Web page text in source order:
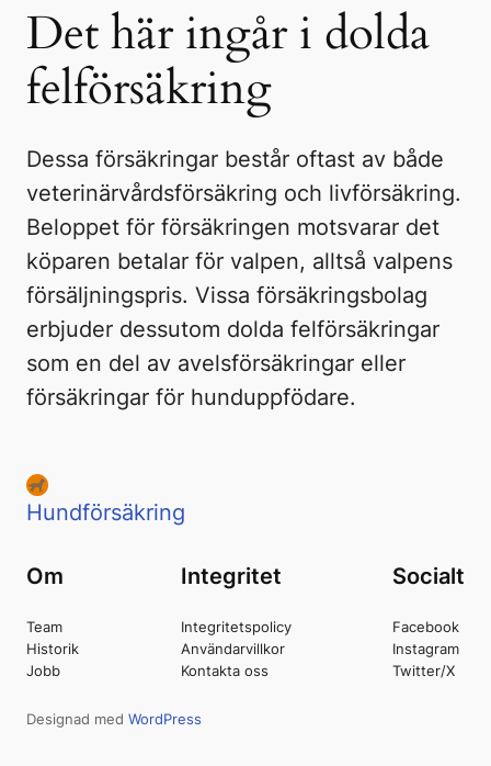
Det här ingår i dolda
felförsäkring
Dessa försäkringar består oftast av både
veterinärvårdsförsäkring och livförsäkring.
Beloppet för försäkringen motsvarar det
köparen betalar för valpen, alltså valpens
försäljningspris. Vissa försäkringsbolag
erbjuder dessutom dolda felförsäkringar
som en del av avelsförsäkringar eller
försäkringar för hunduppfödare.
Hundförsäkring
Om
Team
Historik
Jobb
Integritet
Integritetspolicy
Användarvillkor
Kontakta oss
Socialt
Facebook
Instagram
Twitter/X
Designad med WordPress